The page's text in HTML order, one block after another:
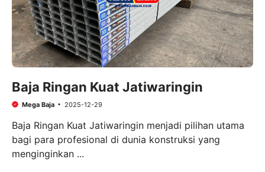
Baja Ringan Kuat Jatiwaringin
Mega Baja 2025-12-29
Baja Ringan Kuat Jatiwaringin menjadi pilihan utama
bagi para profesional di dunia konstruksi yang
menginginkan ...